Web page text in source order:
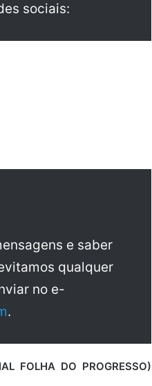
sociais:
e saber
qualquer
no e-
.
FOLHA DO PROGRESSO)